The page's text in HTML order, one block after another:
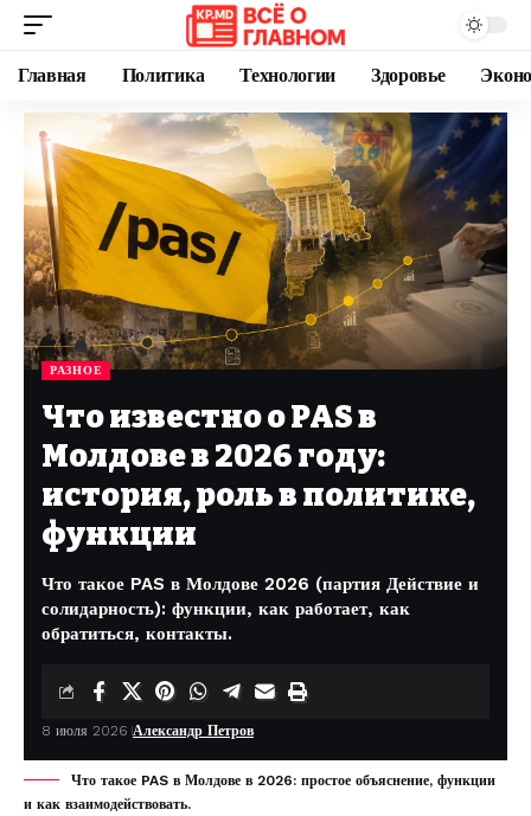
Главная Политика Технологии Здоровье
РАЗНОЕ
Что известно о PAS в
Молдове в 2026 году:
история, роль в политике,
функции
Что такое PAS в Молдове 2026 (партия Действие и
солидарность): функции, как работает, как
обратиться, контакты.
8 июля 2026 Александр Петров
Что такое PAS в Молдове в 2026: простое объяснение, функции
и как взаимодействовать.